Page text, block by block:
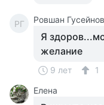
РГ Ровшан Гусейнов
Я
желание
9 лет
1
Елена